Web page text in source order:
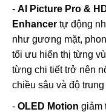
- AI Picture Pro &
Enhancer tự động
như gương mặt,
tối ưu hiển thị từng
từng chi tiết trở nên
chiều sâu và độ
- OLED Motion giảm